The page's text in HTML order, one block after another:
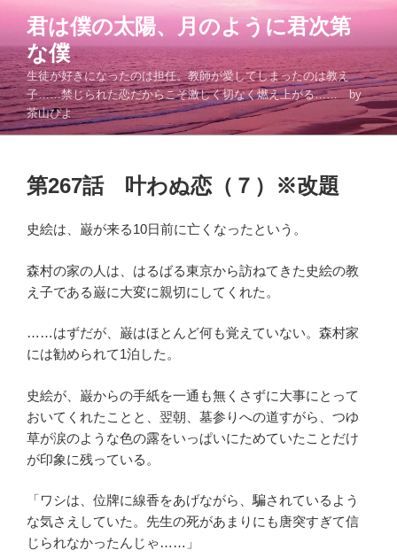
テ
ン
ツ
へ
ス
君は僕の太陽、月のように君次第
な僕
生徒が好きになったのは担任。教師が愛してしまったのは教え
子……禁じられた恋だからこそ激しく切なく燃え上がる…… by
茶山ぴよ
投
稿
第267話 叶わぬ恋（７）※改題
史絵は、巌が来る10日前に亡くなったという。
森村の家の人は、はるばる東京から訪ねてきた史絵の教
え子である巌に大変に親切にしてくれた。
……はずだが、巌はほとんど何も覚えていない。森村家
には勧められて1泊した。
史絵が、巌からの手紙を一通も無くさずに大事にとって
おいてくれたことと、翌朝、墓参りへの道すがら、つゆ
草が涙のような色の露をいっぱいにためていたことだけ
が印象に残っている。
「ワシは、位牌に線香をあげながら、騙されているよう
な気さえしていた。先生の死があまりにも唐突すぎて信
じられなかったんじゃ……」